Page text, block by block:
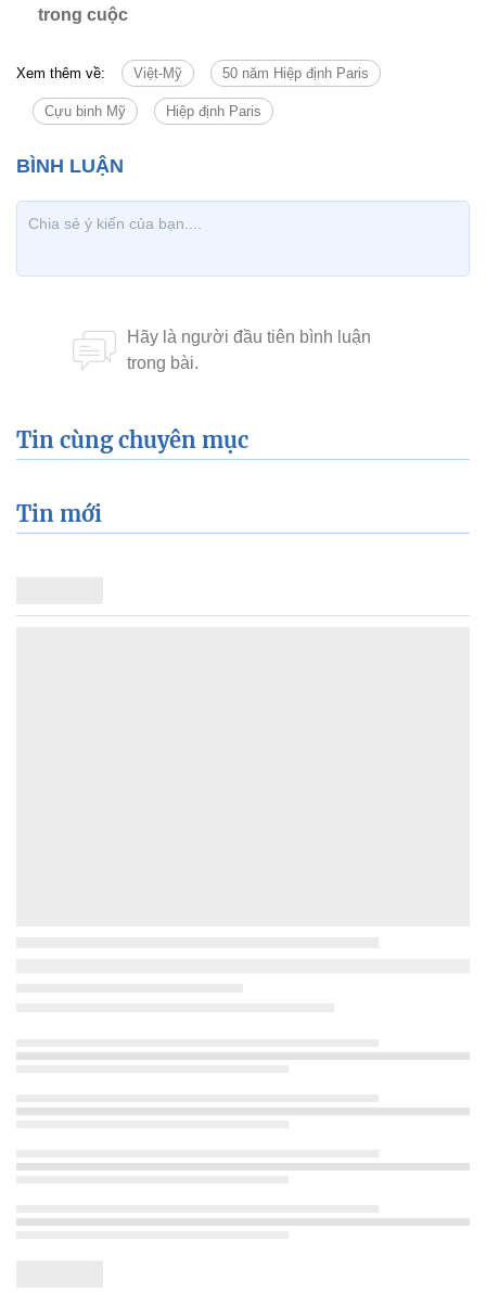
trong cuộc
Xem thêm về: Việt-Mỹ 50 năm Hiệp định Paris
Cựu binh Mỹ Hiệp định Paris
Tin cùng chuyên mục
Tin mới